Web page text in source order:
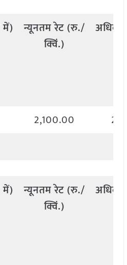
में) न्यूनतमरेट (रु./
क्विं.)
2,100.00
में) न्यूनतमरेट (रु./
क्विं.)